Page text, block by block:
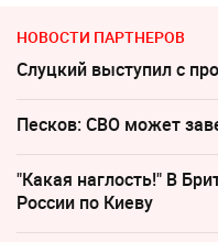
НОВОСТИ ПАРТНЕРОВ
Слуцкий выступил с
Песков: СВО может
"Какая наглость!" В
России по Киеву